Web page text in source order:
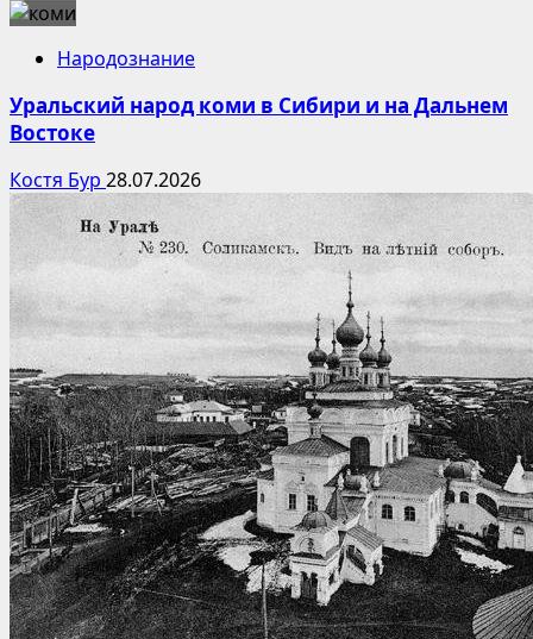
Народознание
Уральский народ коми в Сибири и на Дальнем
Востоке
Костя Бур 28.07.2026